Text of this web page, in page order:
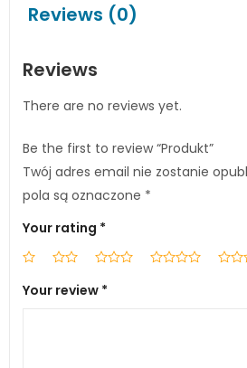
Reviews (0)
Reviews
There are no reviews yet.
Be the first to review “Produkt”
Twój adres email nie zostanie
pola są oznaczone *
Your rating *
Your review *